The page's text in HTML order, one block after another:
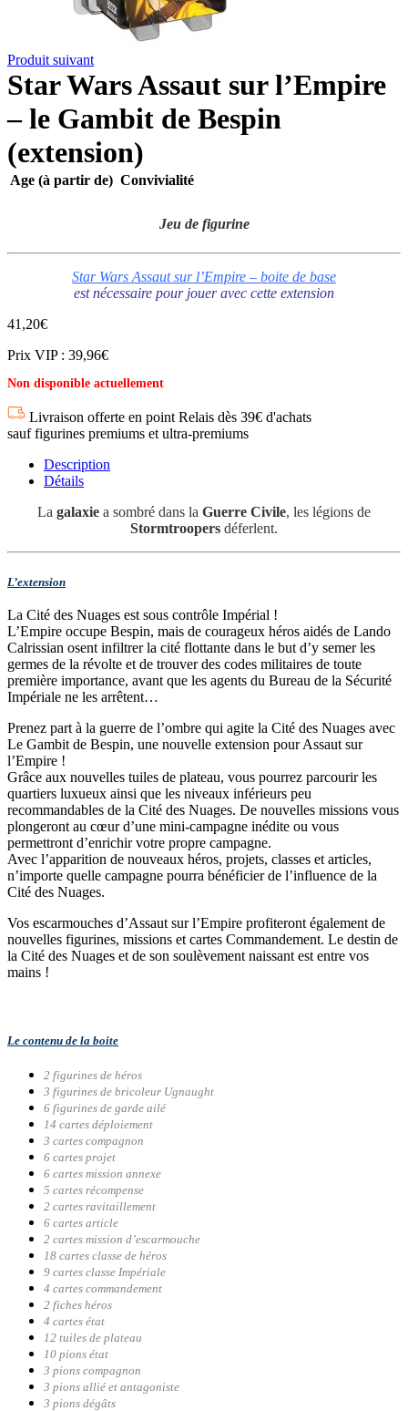
Produit suivant
Star Wars Assaut sur l’Empire
– le Gambit de Bespin
(extension)
Age (à partir de) Convivialité
Jeu de figurine
Star Wars Assaut sur l’Empire – boite de base
est nécessaire pour jouer avec cette extension
41,20€
Prix VIP : 39,96€
Non disponible actuellement
Livraison offerte en point Relais dès 39€ d'achats
sauf figurines premiums et ultra-premiums
Description
Détails
La galaxie a sombré dans la Guerre Civile, les légions de
Stormtroopers déferlent.
L’extension
La Cité des Nuages est sous contrôle Impérial !
L’Empire occupe Bespin, mais de courageux héros aidés de Lando
Calrissian osent infiltrer la cité flottante dans le but d’y semer les
germes de la révolte et de trouver des codes militaires de toute
première importance, avant que les agents du Bureau de la Sécurité
Impériale ne les arrêtent…
Prenez part à la guerre de l’ombre qui agite la Cité des Nuages avec
Le Gambit de Bespin, une nouvelle extension pour Assaut sur
l’Empire !
Grâce aux nouvelles tuiles de plateau, vous pourrez parcourir les
quartiers luxueux ainsi que les niveaux inférieurs peu
recommandables de la Cité des Nuages. De nouvelles missions vous
plongeront au cœur d’une mini-campagne inédite ou vous
permettront d’enrichir votre propre campagne.
Avec l’apparition de nouveaux héros, projets, classes et articles,
n’importe quelle campagne pourra bénéficier de l’influence de la
Cité des Nuages.
Vos escarmouches d’Assaut sur l’Empire profiteront également de
nouvelles figurines, missions et cartes Commandement. Le destin de
la Cité des Nuages et de son soulèvement naissant est entre vos
mains !
Le contenu de la boite
2 figurines de héros
3 figurines de bricoleur Ugnaught
6 figurines de garde ailé
14 cartes déploiement
3 cartes compagnon
6 cartes projet
6 cartes mission annexe
5 cartes récompense
2 cartes ravitaillement
6 cartes article
2 cartes mission d’escarmouche
18 cartes classe de héros
9 cartes classe Impériale
4 cartes commandement
2 fiches héros
4 cartes état
12 tuiles de plateau
10 pions état
3 pions compagnon
3 pions allié et antagoniste
3 pions dégâts